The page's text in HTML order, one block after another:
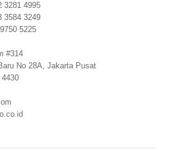
3281 4995
3584 3249
5225
#314
No 28A, Jakarta Pusat